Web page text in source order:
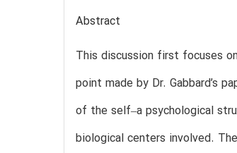
Abstract
This discussion first focuses
point made by Dr. Gabbard’s
of the self–a psychological
biological centers involved.